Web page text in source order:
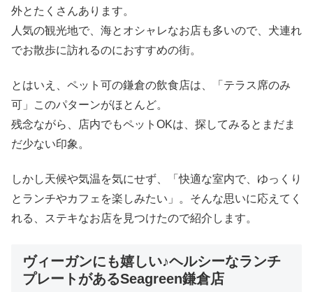
外とたくさんあります。
人気の観光地で、海とオシャレなお店も多いので、犬連れ
でお散歩に訪れるのにおすすめの街。
とはいえ、ペット可の鎌倉の飲食店は、「テラス席のみ
可」このパターンがほとんど。
残念ながら、店内でもペットOKは、探してみるとまだま
だ少ない印象。
しかし天候や気温を気にせず、「快適な室内で、ゆっくり
とランチやカフェを楽しみたい」。そんな思いに応えてく
れる、ステキなお店を見つけたので紹介します。
ヴィーガンにも嬉しい♪ヘルシーなランチ
プレートがあるSeagreen鎌倉店